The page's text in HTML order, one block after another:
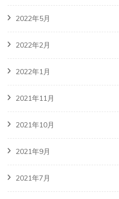
2022年5月
2022年2月
2022年1月
2021年11月
2021年10月
2021年9月
2021年7月